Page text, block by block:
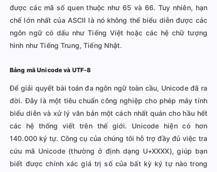
được các mã số quen thuộc như 65 và 66. Tuy nhiên, hạn
chế lớn nhất của ASCII là nó không thể biểu diễn được các
ngôn ngữ có dấu như Tiếng Việt hoặc các hệ chữ tượng
hình như Tiếng Trung, Tiếng Nhật.
Bảng mã Unicode và UTF-8
Để giải quyết bài toán đa ngôn ngữ toàn cầu, Unicode đã ra
đời. Đây là một tiêu chuẩn công nghiệp cho phép máy tính
biểu diễn và xử lý văn bản một cách nhất quán cho hầu hết
các hệ thống viết trên thế giới. Unicode hiện có hơn
140.000 ký tự. Công cụ của chúng tôi hỗ trợ đầy đủ việc tra
cứu mã Unicode (thường ở định dạng U+XXXX), giúp bạn
biết được chính xác giá trị số của bất kỳ ký tự nào trong